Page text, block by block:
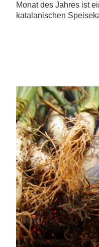
Monat des Jahres ist
katalanischen